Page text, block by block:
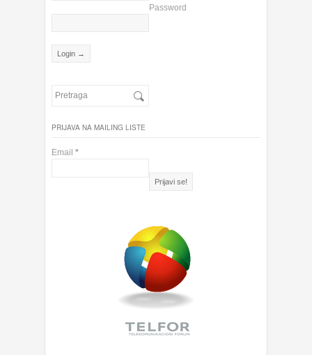
Password
PRIJAVA NA MAILING LISTE
Email *